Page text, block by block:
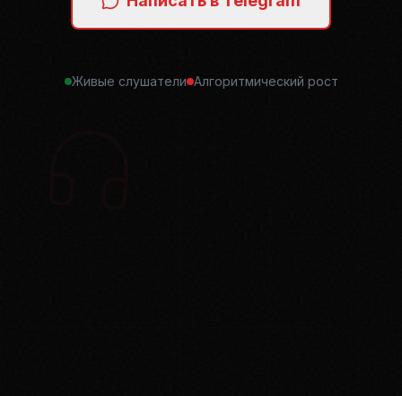
Живые слушатели Алгоритмический рост